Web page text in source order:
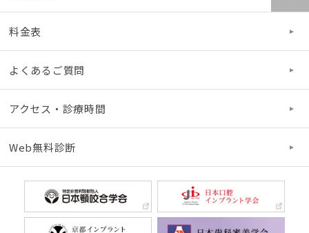
料金表
よくあるご質問
アクセス・診療時間
Web無料診断